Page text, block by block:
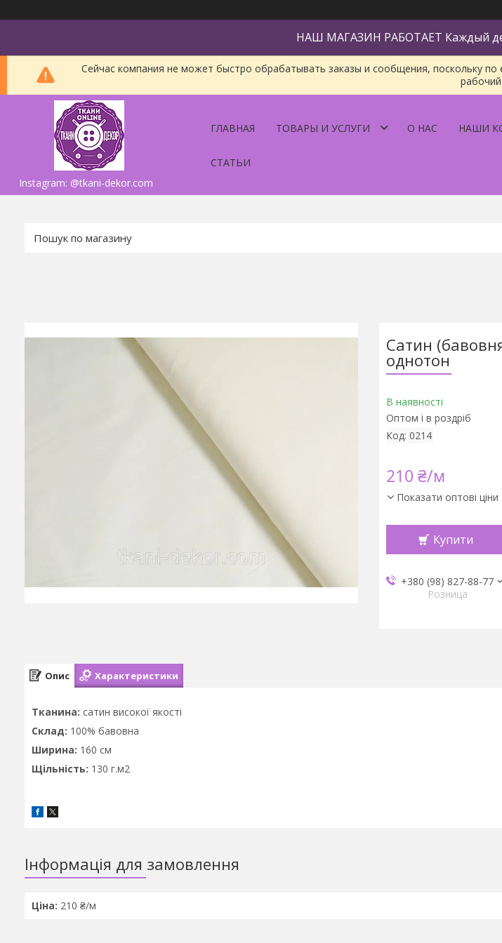
НАШ МАГАЗИН РАБОТАЕТ Каждый
Сейчас компания не может быстро обрабатывать заказы и сообщения, поскольку
Instagram: @tkani-dekor.com
ГЛАВНАЯ ТОВАРЫ И УСЛУГИ О НАС НАШИ
СТАТЬИ
Сатин
однотон
В наявності
Оптом і в роздріб
Код: 0214
210 ₴/м
Показати оптові ціни
Купити
+380 (98) 827-88-77
Розница
Опис Характеристики
Тканина: сатин високої якості
Склад: 100% бавовна
Ширина: 160 см
Щільність: 130 г.м2
Інформація для замовлення
Ціна: 210 ₴/м